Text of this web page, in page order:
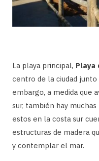
La playa principal, Playa
centro de la ciudad
embargo, a medida que
sur, también hay
estos en la costa sur
estructuras de madera
y contemplar el mar.